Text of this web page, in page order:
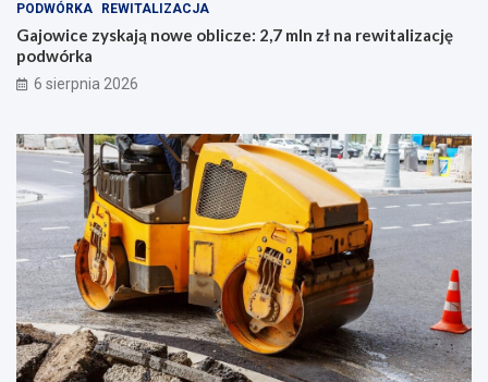
PODWÓRKA REWITALIZACJA
Gajowice zyskają nowe oblicze: 2,7 mln zł na rewitalizację
podwórka
6 sierpnia 2026